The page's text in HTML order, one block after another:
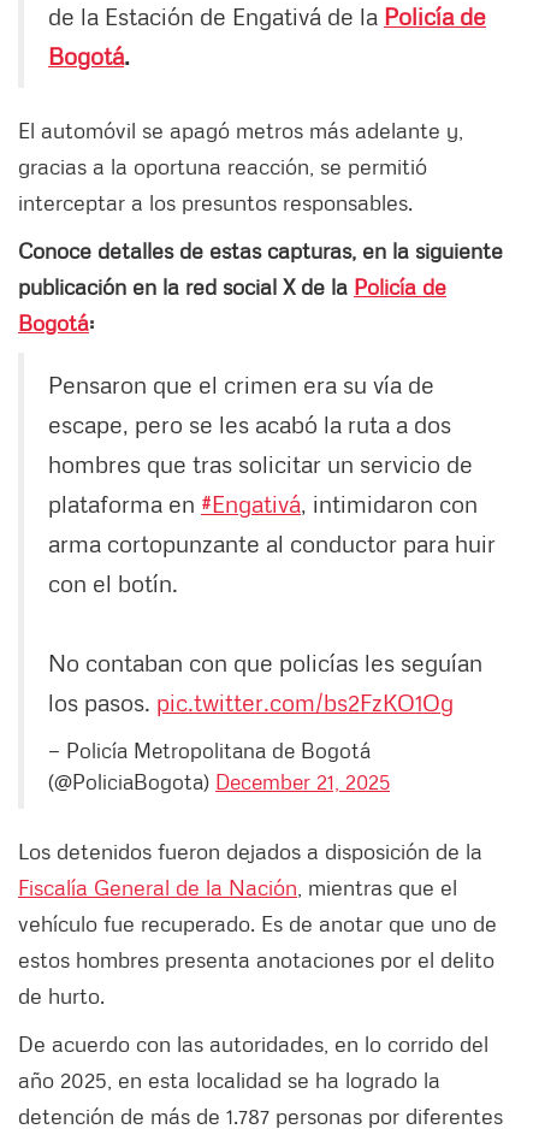
de la Estación de Engativá de la Policía de
Bogotá.
El automóvil se apagó metros más adelante y,
gracias a la oportuna reacción, se permitió
interceptar a los presuntos responsables.
Conoce detalles de estas capturas, en la siguiente
publicación en la red social X de la Policía de
Bogotá:
Pensaron que el crimen era su vía de
escape, pero se les acabó la ruta a dos
hombres que tras solicitar un servicio de
plataforma en #Engativá, intimidaron con
arma cortopunzante al conductor para huir
con el botín.
No contaban con que policías les seguían
los pasos. pic.twitter.com/bs2FzKO1Og
— Policía Metropolitana de Bogotá
(@PoliciaBogota) December 21, 2025
Los detenidos fueron dejados a disposición de la
Fiscalía General de la Nación , mientras que el
vehículo fue recuperado. Es de anotar que uno de
estos hombres presenta anotaciones por el delito
de hurto.
De acuerdo con las autoridades, en lo corrido del
año 2025, en esta localidad se ha logrado la
detención de más de 1.787 personas por diferentes